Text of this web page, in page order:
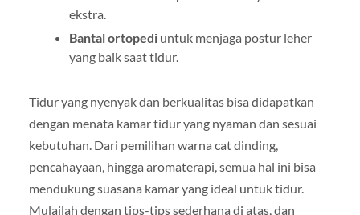
ekstra.
Bantal ortopediuntuk menjaga postur leher
yang baik saat tidur.
Tidur yang nyenyak dan berkualitas bisa didapatkan
dengan menata kamar tidur yang nyaman dan sesuai
kebutuhan. Dari pemilihan warna cat dinding,
pencahayaan, hingga aromaterapi, semua hal ini bisa
mendukung suasana kamar yang ideal untuk tidur.
Mulailah dengan tips-tips sederhana di atas, dan